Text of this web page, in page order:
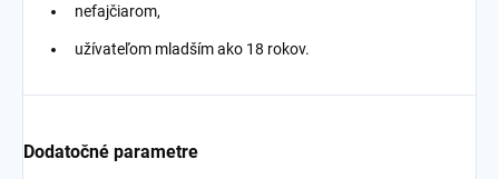
nefajčiarom,
užívateľom mladším ako 18 rokov.
Dodatočné parametre